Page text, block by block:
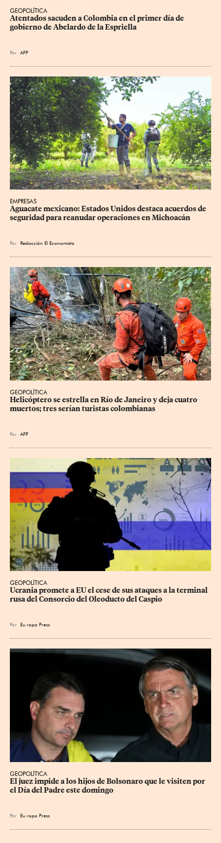
GEOPOLÍTICA
Atentados sacuden a Colombia en el primer día de
gobierno de Abelardo de la Espriella
Por AFP
EMPRESAS
Aguacate mexicano: Estados Unidos destaca acuerdos de
seguridad para reanudar operaciones en Michoacán
Por Redacción El Economista
GEOPOLÍTICA
Helicóptero se estrella en Río de Janeiro y deja cuatro
muertos; tres serían turistas colombianas
Por AFP
GEOPOLÍTICA
Ucrania promete a EU el cese de sus ataques a la terminal
rusa del Consorcio del Oleoducto del Caspio
Por Eu ropa Press
GEOPOLÍTICA
El juez impide a los hijos de Bolsonaro que le visiten por
el Día del Padre este domingo
Por Eu ropa Press